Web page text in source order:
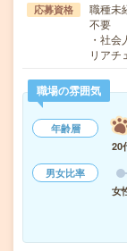
応募資格
職種未
不要
・社
リアチ
職場の雰囲気
年齢層
20
男女比率
女